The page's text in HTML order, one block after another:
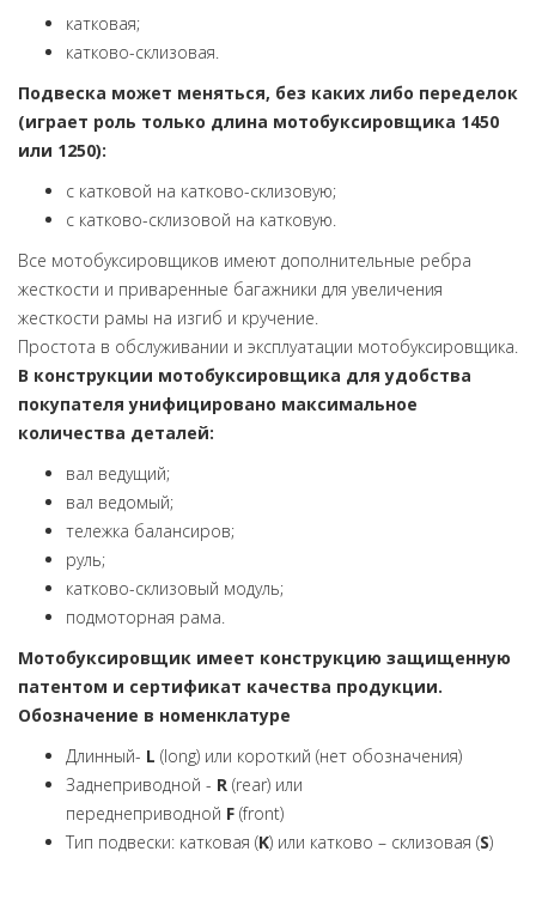
катковая;
катково-склизовая.
Подвеска может меняться, без каких либо переделок
(играет роль только длина мотобуксировщика 1450
или 1250):
с катковой на катково-склизовую;
с катково-склизовой на катковую.
Все мотобуксировщиков имеют дополнительные ребра
жесткости и приваренные багажники для увеличения
жесткости рамы на изгиб и кручение.
Простота в обслуживании и эксплуатации мотобуксировщика.
В конструкции мотобуксировщика для удобства
покупателя унифицировано максимальное
количества деталей:
вал ведущий;
вал ведомый;
тележка балансиров;
руль;
катково-склизовый модуль;
подмоторная рама.
Мотобуксировщик имеет конструкцию защищенную
патентом и сертификат качества продукции.
Обозначение в номенклатуре
Длинный- L (long) или короткий (нет обозначения)
Заднеприводной - R (rear) или
переднеприводной F (front)
Тип подвески: катковая (K) или катково – склизовая (S)